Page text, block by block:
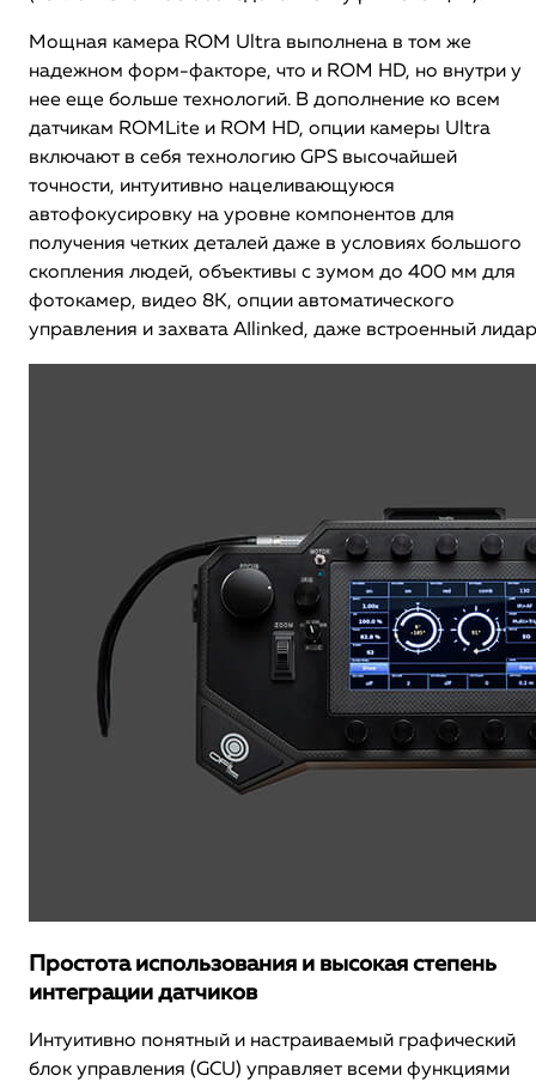
Мощная камера ROM Ultra выполнена в том же
надежном форм-факторе, что и ROM HD, но внутри у
нее еще больше технологий. В дополнение ко всем
датчикам ROMLite и ROM HD, опции камеры Ultra
включают в себя технологию GPS высочайшей
точности, интуитивно нацеливающуюся
автофокусировку на уровне компонентов для
получения четких деталей даже в условиях большого
скопления людей, объективы с зумом до 400 мм для
фотокамер, видео 8K, опции автоматического
управления и захвата AIlinked, даже встроенный
Простота использования и высокая степень
интеграции датчиков
Интуитивно понятный и настраиваемый графический
блок управления (GCU) управляет всеми функциями